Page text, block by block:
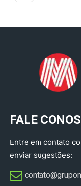
FALE
Entre em contato
enviar sugestões: